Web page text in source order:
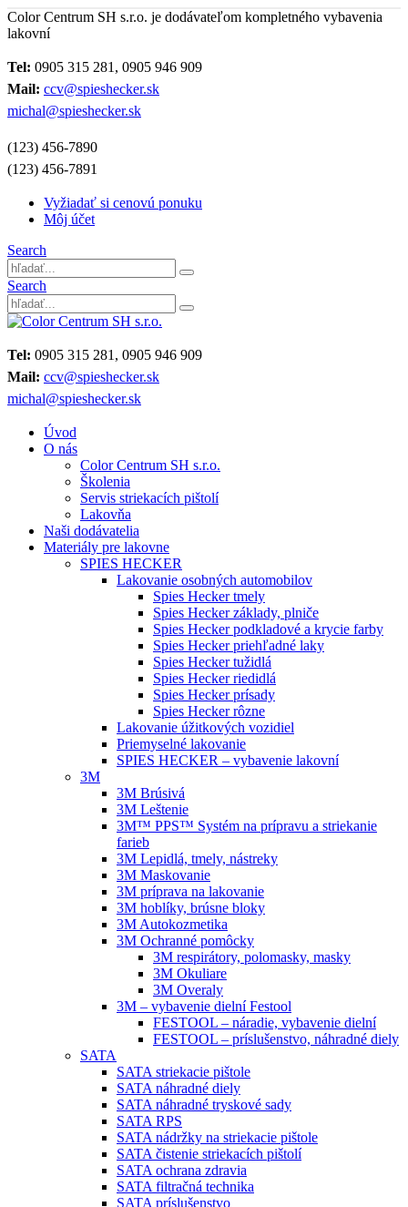
Color Centrum SH s.r.o. je dodávateľom kompletného vybavenia
lakovní
Tel: 0905 315 281, 0905 946 909
Mail: ccv@spieshecker.sk
michal@spieshecker.sk
(123) 456-7890
(123) 456-7891
Vyžiadať si cenovú ponuku
Môj účet
Search
Search
Tel: 0905 315 281, 0905 946 909
Mail: ccv@spieshecker.sk
michal@spieshecker.sk
Úvod
O nás
Color Centrum SH s.r.o.
Školenia
Servis striekacích pištolí
Lakovňa
Naši dodávatelia
Materiály pre lakovne
SPIES HECKER
Lakovanie osobných automobilov
Spies Hecker tmely
Spies Hecker základy, plniče
Spies Hecker podkladové a krycie farby
Spies Hecker priehľadné laky
Spies Hecker tužidlá
Spies Hecker riedidlá
Spies Hecker prísady
Spies Hecker rôzne
Lakovanie úžitkových vozidiel
Priemyselné lakovanie
SPIES HECKER – vybavenie lakovní
3M
3M Brúsivá
3M Leštenie
3M™ PPS™ Systém na prípravu a striekanie
farieb
3M Lepidlá, tmely, nástreky
3M Maskovanie
3M príprava na lakovanie
3M hoblíky, brúsne bloky
3M Autokozmetika
3M Ochranné pomôcky
3M respirátory, polomasky, masky
3M Okuliare
3M Overaly
3M – vybavenie dielní Festool
FESTOOL – náradie, vybavenie dielní
FESTOOL – príslušenstvo, náhradné diely
SATA
SATA striekacie pištole
SATA náhradné diely
SATA náhradné tryskové sady
SATA RPS
SATA nádržky na striekacie pištole
SATA čistenie striekacích pištolí
SATA ochrana zdravia
SATA filtračná technika
SATA príslušenstvo